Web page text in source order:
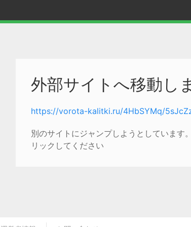
外部サイトへ移動し
https://vorota-kalitki.ru/4HbSYMq/
別のサイトにジャンプしようとしています
リックしてください